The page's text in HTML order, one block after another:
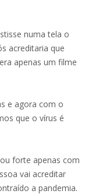
numa tela o
acreditaria que
apenas um filme
e agora com o
que o vírus é
forte apenas com
vai acreditar
a pandemia.